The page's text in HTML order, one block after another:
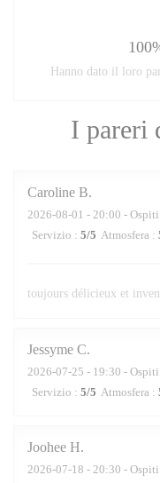
I pareri
Caroline B
2026-08-01 - 20:00 - Ospiti
Servizio : 5/5 Atmosfera :
toujours délicieux et
Jessyme C
2026-07-25 - 19:30 - Ospiti
Servizio : 5/5 Atmosfera :
Joohee H
2026-07-18 - 20:30 - Ospiti
Hanno dato il loro